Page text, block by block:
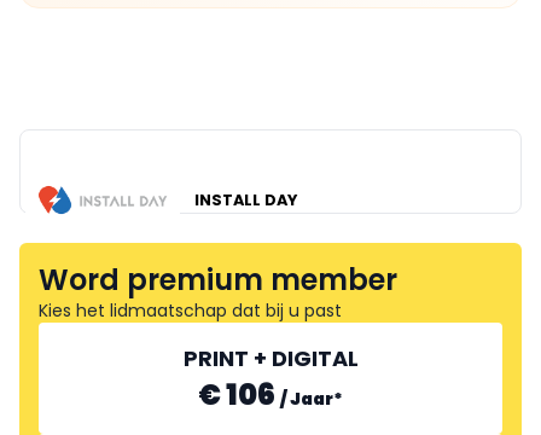
INSTALL DAY
Word premium member
Kies het lidmaatschap dat bij u past
PRINT + DIGITAL
€ 106 /Jaar*